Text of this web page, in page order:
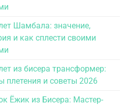
Шамбала: значение,
и как сплести своими
из бисера трансформер:
плетения и советы 2026
Ёжик из Бисера: Мастер-